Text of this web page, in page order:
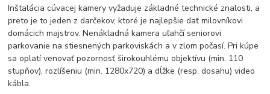
Inštalácia cúvacej kamery vyžaduje základné technické znalosti, a
preto je to jeden z darčekov, ktoré je najlepšie dať milovníkovi
domácich majstrov. Nenákladná kamera uľahčí seniorovi
parkovanie na stiesnených parkoviskách a v zlom počasí. Pri kúpe
sa oplatí venovať pozornosť širokouhlému objektívu (min. 110
stupňov), rozlíšeniu (min. 1280x720) a dĺžke (resp. dosahu) video
kábla.